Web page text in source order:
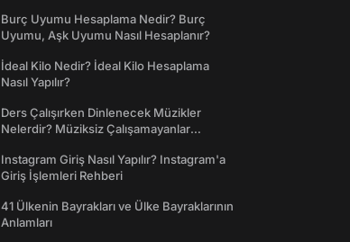
Burç Uyumu Hesaplama Nedir? Burç
Uyumu, Aşk Uyumu Nasıl Hesaplanır?
İdeal Kilo Nedir? İdeal Kilo Hesaplama
Nasıl Yapılır?
Ders Çalışırken Dinlenecek Müzikler
Nelerdir? Müziksiz Çalışamayanlar
Instagram Giriş Nasıl Yapılır? Instagram'a
Giriş İşlemleri Rehberi
41 Ülkenin Bayrakları ve Ülke Bayraklarının
Anlamları